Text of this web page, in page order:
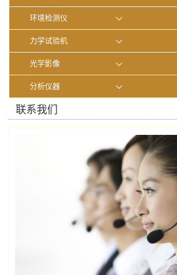
环境检测仪
力学试验机
光学影像
分析仪器
联系我们